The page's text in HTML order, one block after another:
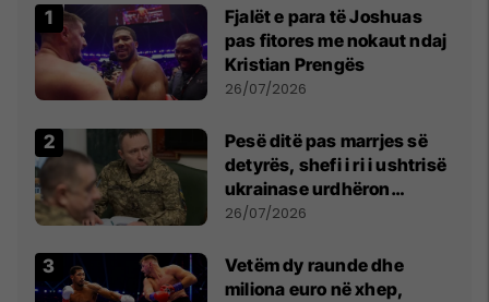
Fjalët e para të Joshuas
pas fitores me nokaut ndaj
Kristian Prengës
26/07/2026
Pesë ditë pas marrjes së
detyrës, shefi i ri i ushtrisë
ukrainase urdhëron
kontroll të madh
26/07/2026
Vetëm dy raunde dhe
miliona euro në xhep,